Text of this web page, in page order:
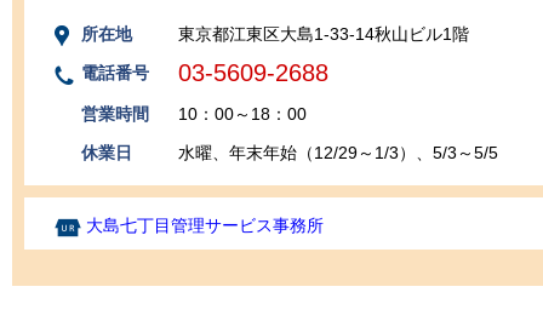
所在地
東京都江東区大島1-33-14秋山ビル1階
電話番号
03-5609-2688
営業時間
10：00～18：00
休業日
水曜、年末年始（12/29～1/3）、5/3～5/5
大島七丁目管理サービス事務所